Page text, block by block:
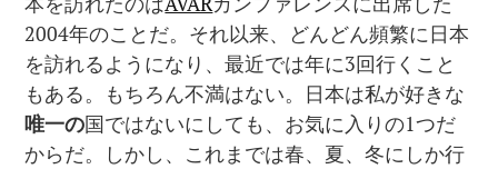
2004年のことだ。それ以来、どんどん頻繁に日本
を訪れるようになり、最近では年に3回行くこと
もある。もちろん不満はない。日本は私が好きな
唯一の国ではないにしても、お気に入りの1つだ
からだ。しかし、これまでは春、夏、冬にしか行